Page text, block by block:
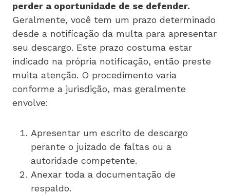
perder a oportunidade de se defender.
Geralmente, você tem um prazo determinado
desde a notificação da multa para apresentar
seu descargo. Este prazo costuma estar
indicado na própria notificação, então preste
muita atenção. O procedimento varia
conforme a jurisdição, mas geralmente
envolve:
Apresentar um escrito de descargo
perante o juizado de faltas ou a
autoridade competente.
Anexar toda a documentação de
respaldo.